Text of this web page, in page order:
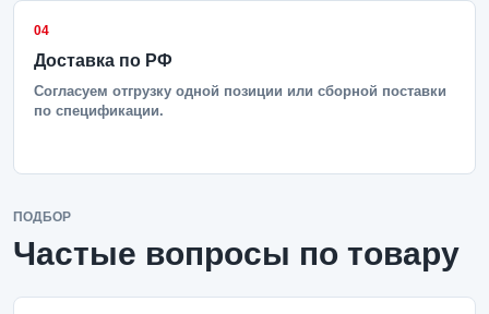
04
Доставка по РФ
Согласуем отгрузку одной позиции или сборной поставки
по спецификации.
ПОДБОР
Частые вопросы по товару